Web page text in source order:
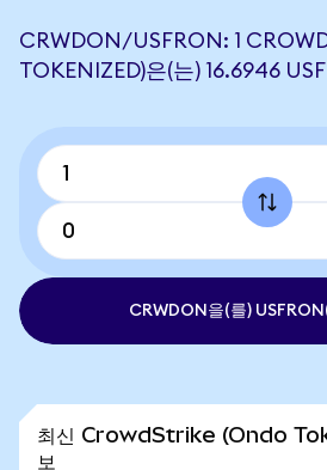
CRWDON/USFRON: 1
TOKENIZED)은(는) 16.6946
CRWDON을(를)
최신 CrowdStrike (Ondo
보